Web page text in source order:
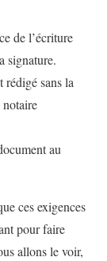
de l’écriture
signature.
rédigé sans la
notaire
au
ces exigences
pour faire
allons le voir,